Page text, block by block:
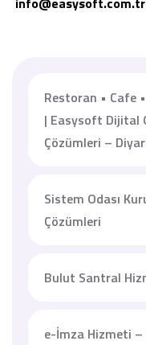
Restoran • Cafe
| Easysoft Dijital
Çözümleri –
Sistem Odası
Çözümleri
Bulut Santral
e-İmza Hizmeti –